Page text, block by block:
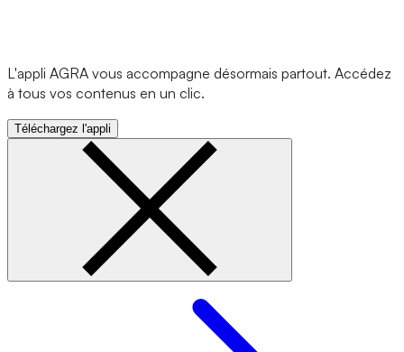
L'appli AGRA vous accompagne désormais partout. Accédez
à tous vos contenus en un clic.
Téléchargez l'appli